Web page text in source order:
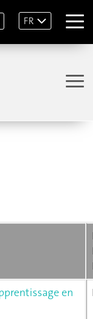
FR
en